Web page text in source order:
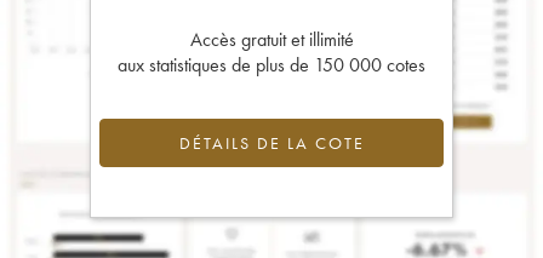
Accès gratuit et illimité
aux statistiques de plus de 150 000 cotes
DÉTAILS DE LA COTE